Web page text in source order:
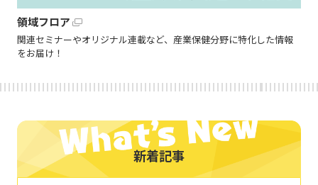
領域フロア
関連セミナーやオリジナル連載など、産業保健分野に特化した情報
をお届け！
新着記事